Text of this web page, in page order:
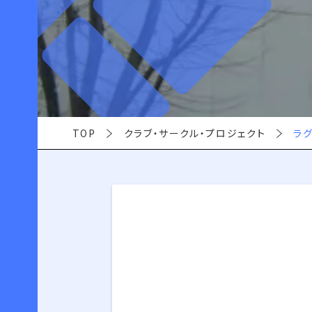
TOP クラブ・サークル・プロジェクト ラ